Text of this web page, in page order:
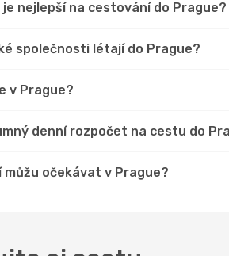
je nejlepší na cestování do Prague?
společnosti létají do Prague?
v Prague?
denní rozpočet na cestu do
můžu očekávat v Prague?